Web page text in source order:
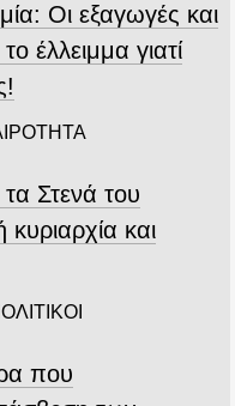
Οι εξαγωγές και
έλλειμμα γιατί
Στενά του
κυριαρχία και
που